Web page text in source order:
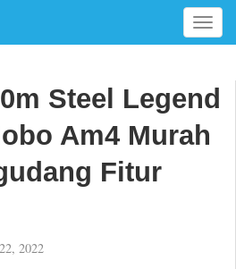
T
o
l
n
Steel Legend
Am4 Murah
Fitur
2022